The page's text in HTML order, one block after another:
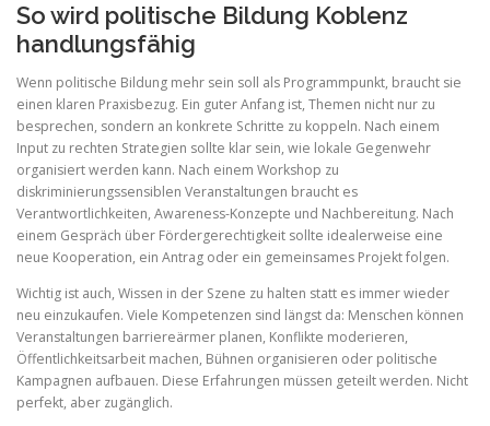
So wird politische Bildung Koblenz
handlungsfähig
Wenn politische Bildung mehr sein soll als Programmpunkt, braucht sie
einen klaren Praxisbezug. Ein guter Anfang ist, Themen nicht nur zu
besprechen, sondern an konkrete Schritte zu koppeln. Nach einem
Input zu rechten Strategien sollte klar sein, wie lokale Gegenwehr
organisiert werden kann. Nach einem Workshop zu
diskriminierungssensiblen Veranstaltungen braucht es
Verantwortlichkeiten, Awareness-Konzepte und Nachbereitung. Nach
einem Gespräch über Fördergerechtigkeit sollte idealerweise eine
neue Kooperation, ein Antrag oder ein gemeinsames Projekt folgen.
Wichtig ist auch, Wissen in der Szene zu halten statt es immer wieder
neu einzukaufen. Viele Kompetenzen sind längst da: Menschen können
Veranstaltungen barriereärmer planen, Konflikte moderieren,
Öffentlichkeitsarbeit machen, Bühnen organisieren oder politische
Kampagnen aufbauen. Diese Erfahrungen müssen geteilt werden. Nicht
perfekt, aber zugänglich.